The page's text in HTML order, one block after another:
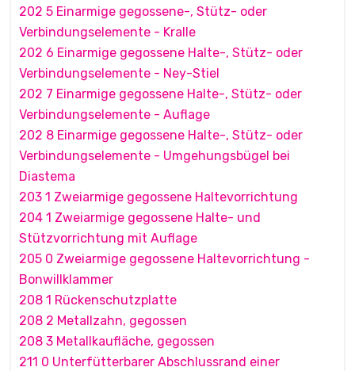
202 5 Einarmige gegossene-, Stütz- oder
Verbindungselemente - Kralle
202 6 Einarmige gegossene Halte-, Stütz- oder
Verbindungselemente - Ney-Stiel
202 7 Einarmige gegossene Halte-, Stütz- oder
Verbindungselemente - Auflage
202 8 Einarmige gegossene Halte-, Stütz- oder
Verbindungselemente - Umgehungsbügel bei
Diastema
203 1 Zweiarmige gegossene Haltevorrichtung
204 1 Zweiarmige gegossene Halte- und
Stützvorrichtung mit Auflage
205 0 Zweiarmige gegossene Haltevorrichtung -
Bonwillklammer
208 1 Rückenschutzplatte
208 2 Metallzahn, gegossen
208 3 Metallkaufläche, gegossen
211 0 Unterfütterbarer Abschlussrand einer